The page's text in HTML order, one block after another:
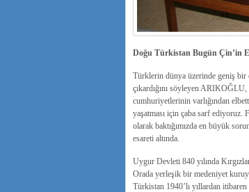
Doğu Türkistan Bugün Çin’in
Türklerin dünya üzerinde geniş bir
çıkardığını söyleyen
cumhuriyetlerinin varlığından
yaşatması için çaba sarf
olarak baktığımızda en büyük
esareti altında.
Uygur Devleti 840 yılında
Orada yerleşik bir medeniyet
Türkistan 1940’lı yıllardan